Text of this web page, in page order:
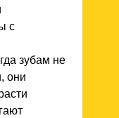
с
зубам не
они